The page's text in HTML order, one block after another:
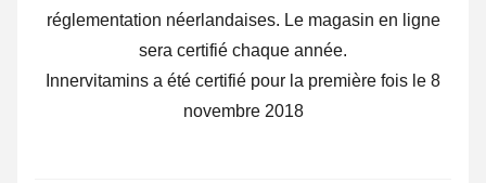
réglementation néerlandaises. Le magasin en ligne
sera certifié chaque année.
Innervitamins a été certifié pour la première fois le 8
novembre 2018